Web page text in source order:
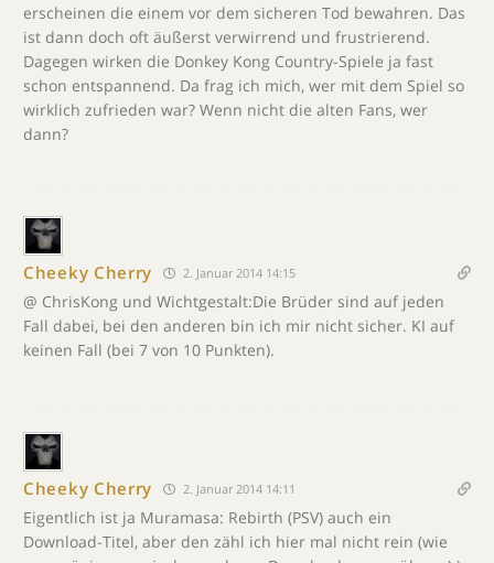
erscheinen die einem vor dem sicheren Tod bewahren. Das
ist dann doch oft äußerst verwirrend und frustrierend.
Dagegen wirken die Donkey Kong Country-Spiele ja fast
schon entspannend. Da frag ich mich, wer mit dem Spiel so
wirklich zufrieden war? Wenn nicht die alten Fans, wer
dann?
Cheeky Cherry 2. Januar 2014 14:15
@ ChrisKong und Wichtgestalt:Die Brüder sind auf jeden
Fall dabei, bei den anderen bin ich mir nicht sicher. KI auf
keinen Fall (bei 7 von 10 Punkten).
Cheeky Cherry 2. Januar 2014 14:11
Eigentlich ist ja Muramasa: Rebirth (PSV) auch ein
Download-Titel, aber den zähl ich hier mal nicht rein (wie